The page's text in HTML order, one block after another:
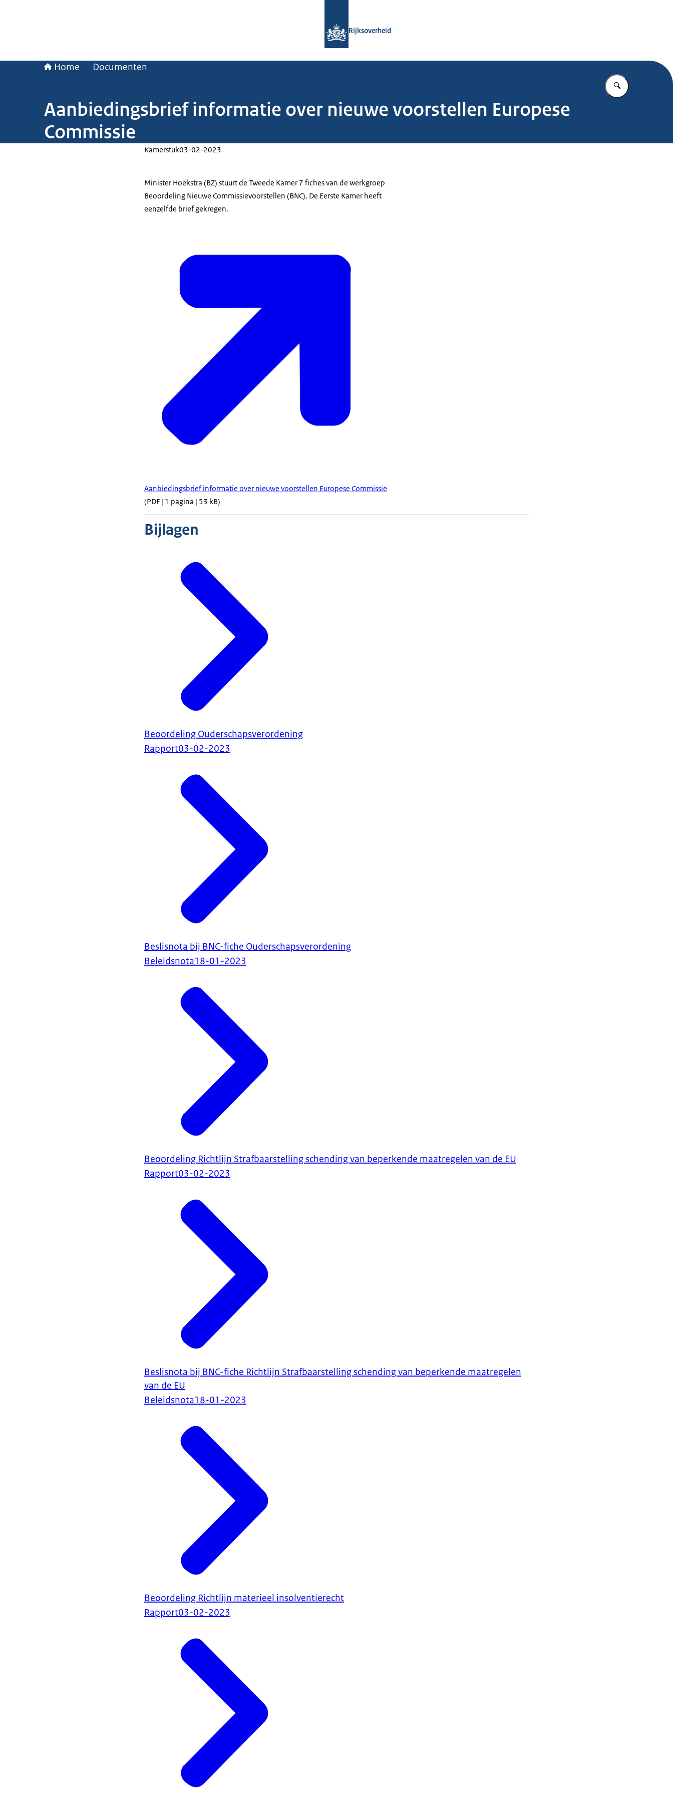
Rijksoverheid
Home Documenten
Vul in wat u
Aanbiedingsbrief informatie over nieuwe voorstellen Europese
Commissie
Kamerstuk03-02-2023
Minister Hoekstra (BZ) stuurt de Tweede Kamer 7 fiches van de werkgroep
Beoordeling Nieuwe Commissievoorstellen (BNC). De Eerste Kamer heeft
eenzelfde brief gekregen.
Aanbiedingsbrief informatie over nieuwe voorstellen Europese Commissie
(PDF | 1 pagina | 53 kB)
Bijlagen
Beoordeling Ouderschapsverordening
Rapport03-02-2023
Beslisnota bij BNC-fiche Ouderschapsverordening
Beleidsnota18-01-2023
Beoordeling Richtlijn Strafbaarstelling schending van beperkende maatregelen van de EU
Rapport03-02-2023
Beslisnota bij BNC-fiche Richtlijn Strafbaarstelling schending van beperkende maatregelen
van de EU
Beleidsnota18-01-2023
Beoordeling Richtlijn materieel insolventierecht
Rapport03-02-2023